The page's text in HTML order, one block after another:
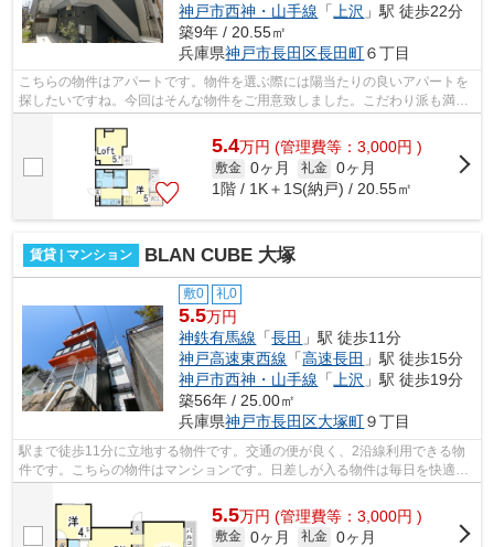
神戸市西神・山手線 「 上沢 」駅 徒歩22分
築9年 / 20.55㎡
兵庫県神戸市長田区長田町６丁目
こちらの物件はアパートです。物件を選ぶ際には陽当たりの良いアパートを
探したいですね。今回はそんな物件をご用意致しました。こだわり派も満足
5.4万円 (管理費等：3,000円 )
敷金 0ヶ月 礼金 0ヶ月
1階 / 1K＋1S(納戸) / 20.55㎡
賃貸 | マンション BLAN CUBE 大塚
敷0 礼0
5.5万円
神鉄有馬線 「長田 」駅 徒歩11分
神戸高速東西線 「高速長田 」駅 徒歩15分
神戸市西神・山手線 「上沢 」駅 徒歩19分
築56年 / 25.00㎡
兵庫県神戸市長田区大塚町９丁目
駅まで徒歩11分に立地する物件です。交通の便が良く、2沿線利用できる物
件です。こちらの物件はマンションです。日差しが入る物件は毎日を快適に
5.5万円 (管理費等：3,000円 )
敷金 0ヶ月 礼金 0ヶ月